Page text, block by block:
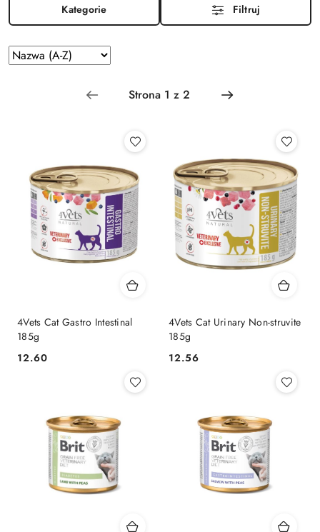
Kategorie Filtruj
Zastosowano
sortowanie:
Sortuj
według
4Vets Cat Gastro Intestinal
185g
Cena:
12.60
4Vets Cat Urinary Non-struvite
185g
Cena:
12.56